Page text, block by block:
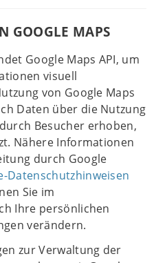
GOOGLE MAPS
Google Maps API, um
visuell
von Google Maps
Daten über die Nutzung
Besucher erhoben,
Nähere Informationen
durch Google
Datenschutzhinweisen
Sie im
Ihre persönlichen
verändern.
zur Verwaltung der